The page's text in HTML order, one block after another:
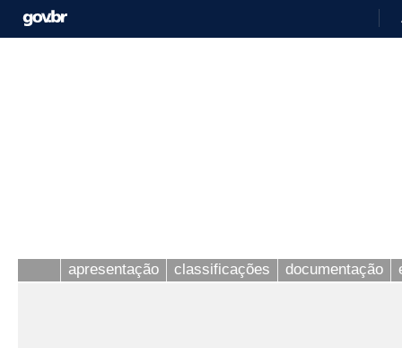
apresentação classificações documentação